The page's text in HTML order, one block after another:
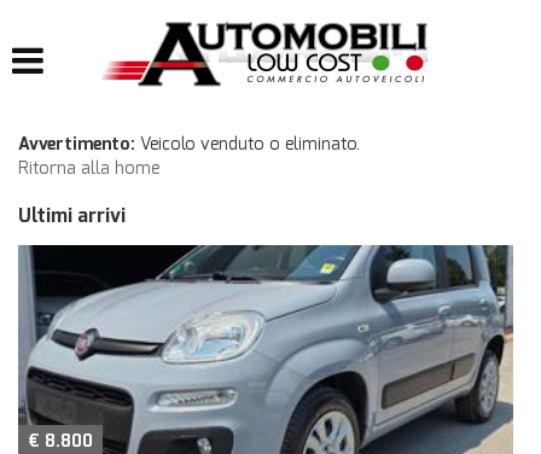
IMPIANTI
IMPIANTI GPL
IMPIANTI METANO
ACQUISTIAMO USATO
ASSISTENZA
Avvertimento: Veicolo venduto o eliminato.
Ritorna alla home
Ultimi arrivi
€ 8.800